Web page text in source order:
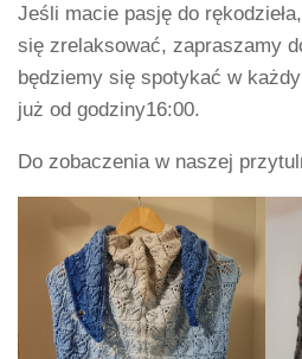
Jeśli macie pasję do
się zrelaksować, zapraszamy
będziemy się spotykać w
już od godziny16:00.
Do zobaczenia w naszej